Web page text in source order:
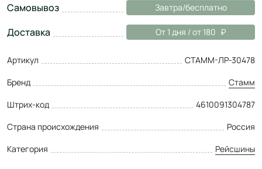
Самовывоз Завтра/бесплатно
Доставка От 1 дня / от 180
Артикул
СТАММ-ЛР-30478
Бренд
Стамм
Штрих-код
4610091304787
Страна происхождения
Россия
Категория
Рейсшины